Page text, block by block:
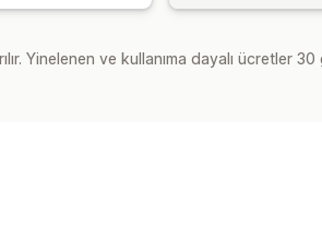
Yinelenen ve kullanıma dayalı ücretler 30